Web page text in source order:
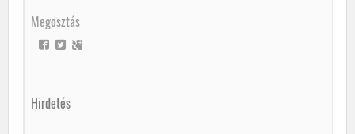
Megosztás
Hirdetés